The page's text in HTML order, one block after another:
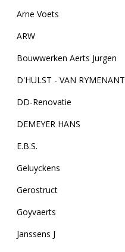
Arne Voets
ARW
Bouwwerken Aerts Jurgen
D'HULST - VAN RYMENANT
DD-Renovatie
DEMEYER HANS
E.B.S.
Geluyckens
Gerostruct
Goyvaerts
Janssens J